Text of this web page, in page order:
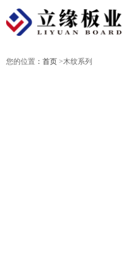
您的位置：首页>木纹系列